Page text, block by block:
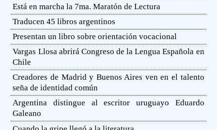
Está en marcha la 7ma. Maratón de Lectura
Traducen 45 libros argentinos
Presentan un libro sobre orientación vocacional
Vargas Llosa abrirá Congreso de la Lengua Española en
Chile
Creadores de Madrid y Buenos Aires ven en el talento
seña de identidad común
Argentina distingue al escritor uruguayo Eduardo
Galeano